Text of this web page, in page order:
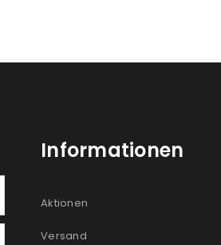
Informationen
Aktionen
Versand